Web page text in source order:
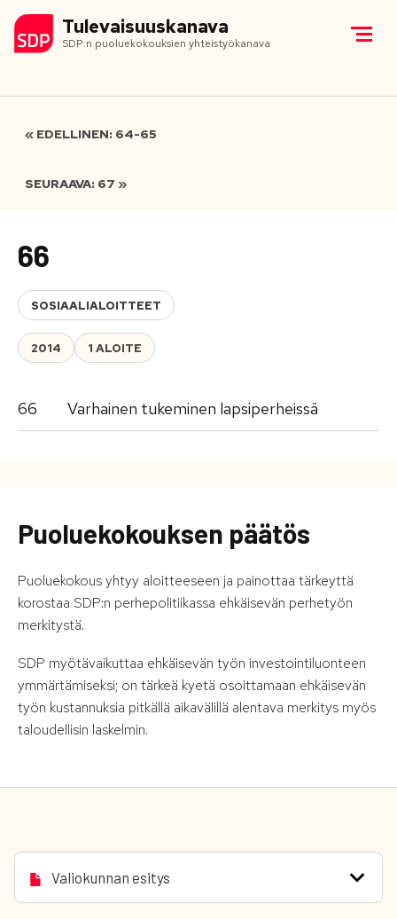
Tulevaisuuskanava
SDP:n puoluekokouksien yhteistyökanava
« EDELLINEN: 64-65
SEURAAVA: 67 »
66
SOSIAALIALOITTEET
2014 1 ALOITE
66 Varhainen tukeminen lapsiperheissä
Puoluekokouksen päätös
Puoluekokous yhtyy aloitteeseen ja painottaa tärkeyttä
korostaa SDP:n perhepolitiikassa ehkäisevän perhetyön
merkitystä.
SDP myötävaikuttaa ehkäisevän työn investointiluonteen
ymmärtämiseksi; on tärkeä kyetä osoittamaan ehkäisevän
työn kustannuksia pitkällä aikavälillä alentava merkitys myös
taloudellisin laskelmin.
Valiokunnan esitys